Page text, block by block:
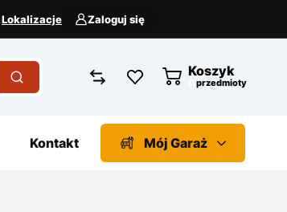
Lokalizacje Zaloguj się
Koszyk
przedmioty
Kontakt Mój Garaż